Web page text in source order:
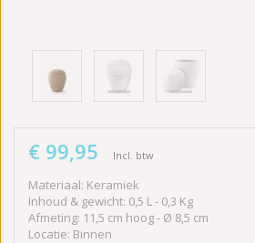
€ 99,95 Incl. btw
Materiaal: Keramiek
Inhoud & gewicht: 0,5 L - 0,3 Kg
Afmeting: 11,5 cm hoog - Ø 8,5 cm
Locatie: Binnen